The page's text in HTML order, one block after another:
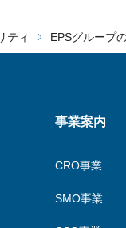
ティ EPSグループ
事業案内
CRO事業
SMO事業